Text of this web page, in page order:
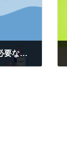
ホームページで成果を上げるため必要なポイント！